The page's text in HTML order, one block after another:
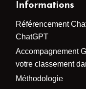
Informations
Référencement
ChatGPT
Accompagnement
votre classement
Méthodologie